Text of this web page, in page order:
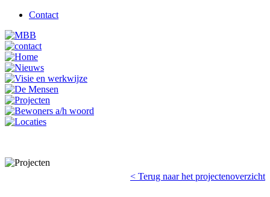
Contact
< Terug naar het projectenoverzicht